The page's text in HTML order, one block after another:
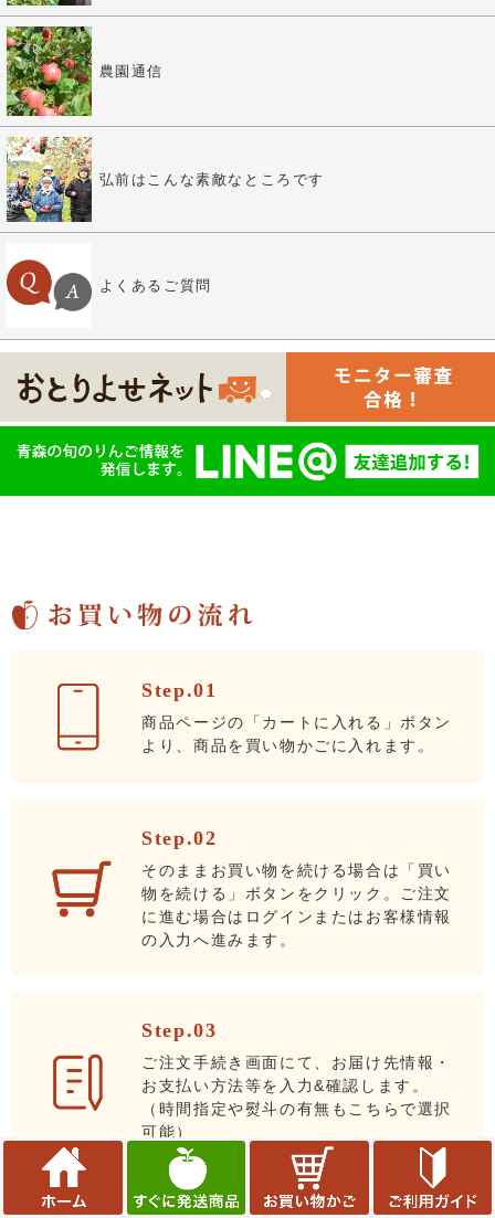
農園通信
弘前はこんな素敵なところです
よくあるご質問
Step.01
商品ページの「カートに入れる」ボタン
より、商品を買い物かごに入れます。
Step.02
そのままお買い物を続ける場合は「買い
物を続ける」ボタンをクリック。ご注文
に進む場合はログインまたはお客様情報
の入力へ進みます。
Step.03
ご注文手続き画面にて、お届け先情報・
お支払い方法等を入力&確認します。
（時間指定や熨斗の有無もこちらで選択
可能）